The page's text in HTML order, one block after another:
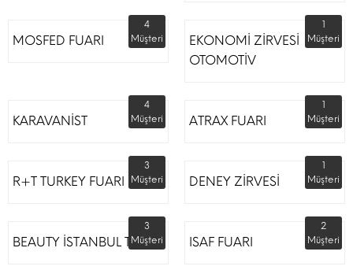
MOSFED FUARI
4
Müşteri
EKONOMİ ZİRVESİ
OTOMOTİV
1
Müşteri
KARAVANİST
4
Müşteri
ATRAX FUARI
1
Müşteri
R+T TURKEY FUARI
3
Müşteri
DENEY ZİRVESİ
1
Müşteri
BEAUTY İSTANBUL TÜYAP
3
Müşteri
ISAF FUARI
2
Müşteri